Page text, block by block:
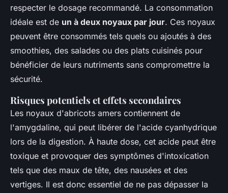
respecter le dosage recommandé. La consommation
idéale est de un à deux noyaux par jour. Ces noyaux
peuvent être consommés tels quels ou ajoutés à des
smoothies, des salades ou des plats cuisinés pour
bénéficier de leurs nutriments sans compromettre la
sécurité.
Risques potentiels et effets secondaires
Les noyaux d'abricots amers contiennent de
l'amygdaline, qui peut libérer de l'acide cyanhydrique
lors de la digestion. À haute dose, cet acide peut être
toxique et provoquer des symptômes d'intoxication
tels que des maux de tête, des nausées et des
vertiges. Il est donc essentiel de ne pas dépasser la